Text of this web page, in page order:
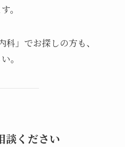
。
科」でお探しの方も、
。
談ください